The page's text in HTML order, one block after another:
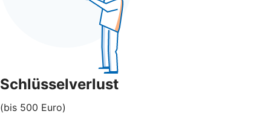
Schlüsselverlust
(bis 500 Euro)